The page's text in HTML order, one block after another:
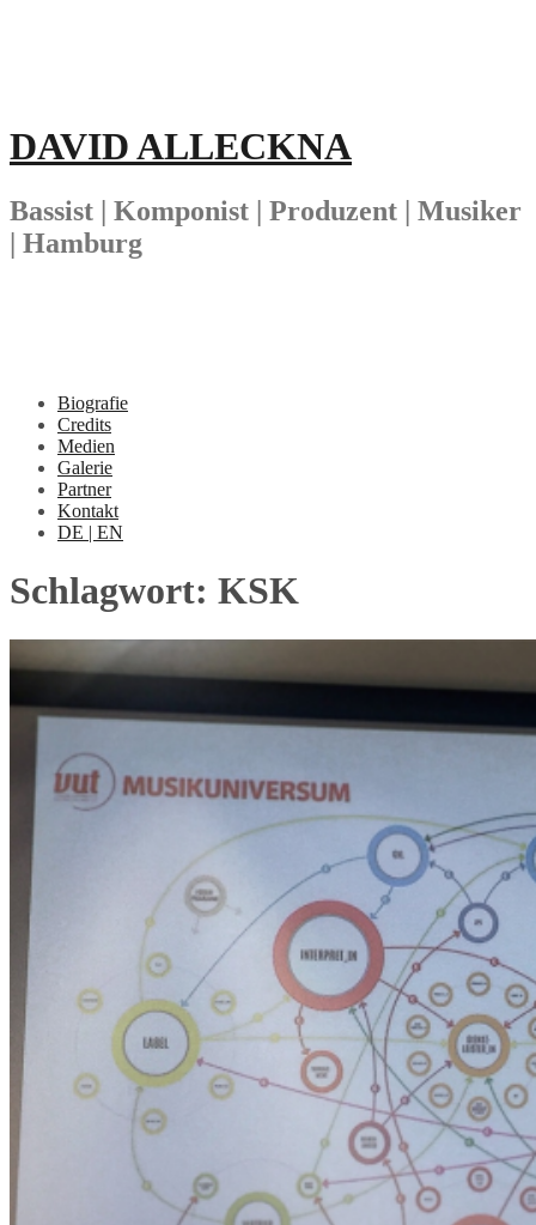
DAVID ALLECKNA
Bassist | Komponist | Produzent | Musiker
| Hamburg
Biografie
Credits
Medien
Galerie
Partner
Kontakt
DE | EN
Schlagwort: KSK